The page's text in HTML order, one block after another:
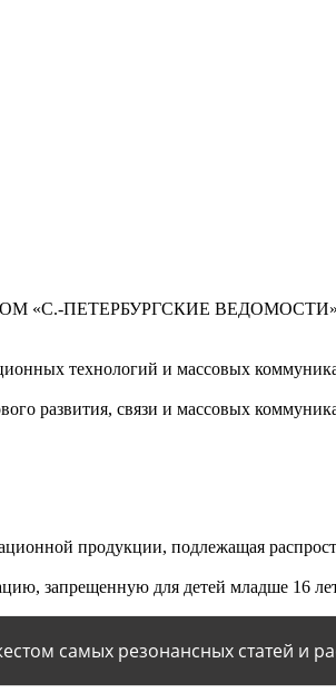
«С.-ПЕТЕРБУРГСКИЕ
технологий и массовых
развития, связи и массовых
продукции, подлежащая
запрещенную для детей младше 16
самых резонансных статей и